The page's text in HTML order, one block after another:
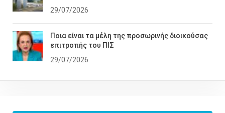
29/07/2026
Ποια είναι τα μέλη της προσωρινής διοικούσας
επιτροπής του ΠΙΣ
29/07/2026